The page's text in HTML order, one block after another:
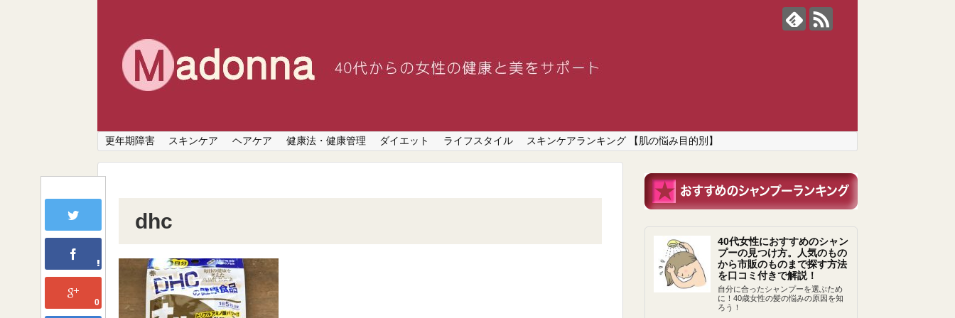
更年期障害 スキンケア ヘアケア 健康法・健康管理 ダイエット ライフスタイル スキンケアランキング 【肌の悩み目的別】
0
dhc
40代女性におすすめのシャン
プーの見つけ方。人気のもの
から市販のものまで探す方法
を口コミ付きで解説！
自分に合ったシャンプーを選ぶため
に！40歳女性の髪の悩みの原因を知
ろう！